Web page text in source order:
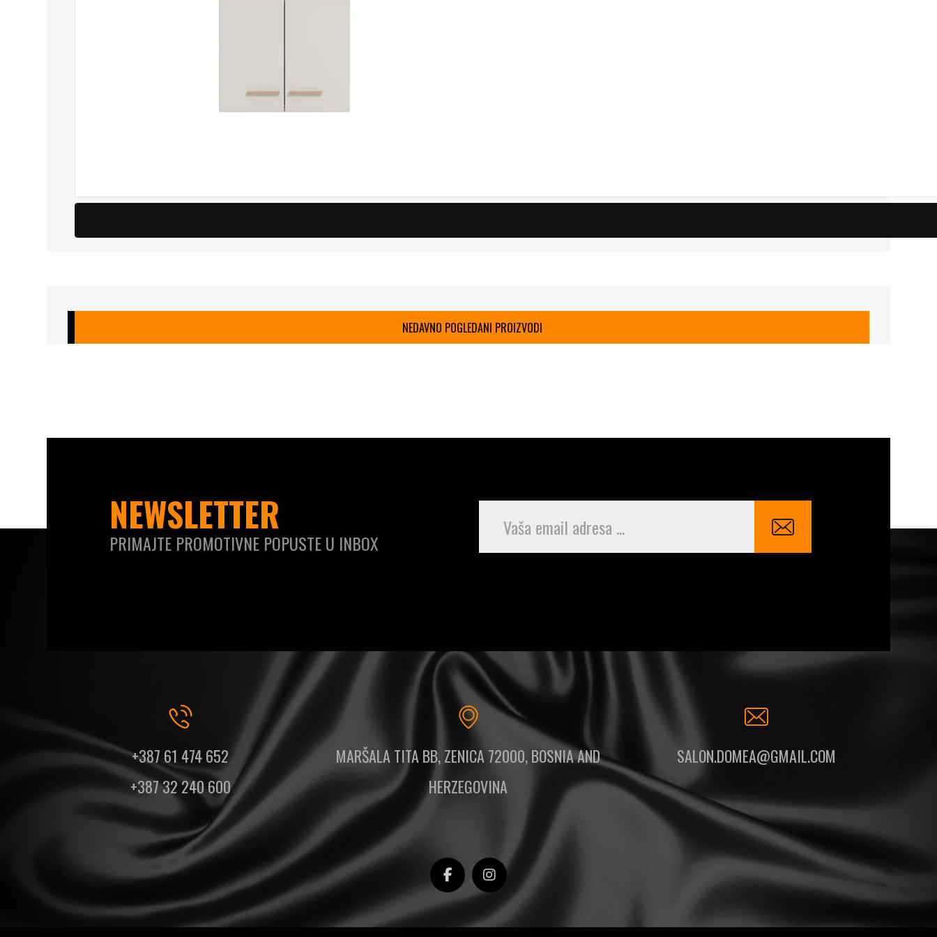
NEDAVNO POGLEDANI PROIZVODI
NEWSLETTER
PRIMAJTE PROMOTIVNE POPUSTE U INBOX
+387 61 474 652
+387 32 240 600
MARŠALA TITA BB, ZENICA 72000, BOSNIA AND
HERZEGOVINA
SALON.DOMEA@GMAIL.COM